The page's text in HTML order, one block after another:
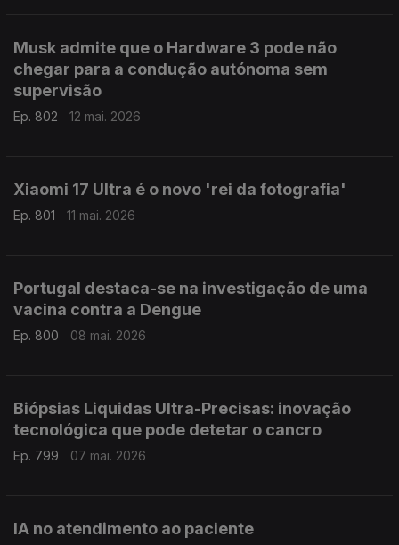
Musk admite que o Hardware 3 pode não
chegar para a condução autónoma sem
supervisão
Ep. 802 12 mai. 2026
Xiaomi 17 Ultra é o novo 'rei da fotografia'
Ep. 801 11 mai. 2026
Portugal destaca-se na investigação de uma
vacina contra a Dengue
Ep. 800 08 mai. 2026
Biópsias Liquidas Ultra-Precisas: inovação
tecnológica que pode detetar o cancro
Ep. 799 07 mai. 2026
IA no atendimento ao paciente